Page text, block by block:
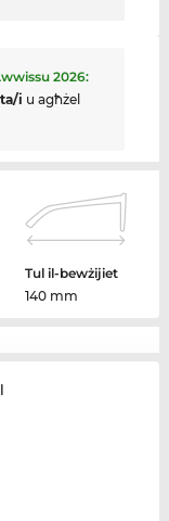
2026:
i u agħżel
Tul il-bewżijiet
140 mm